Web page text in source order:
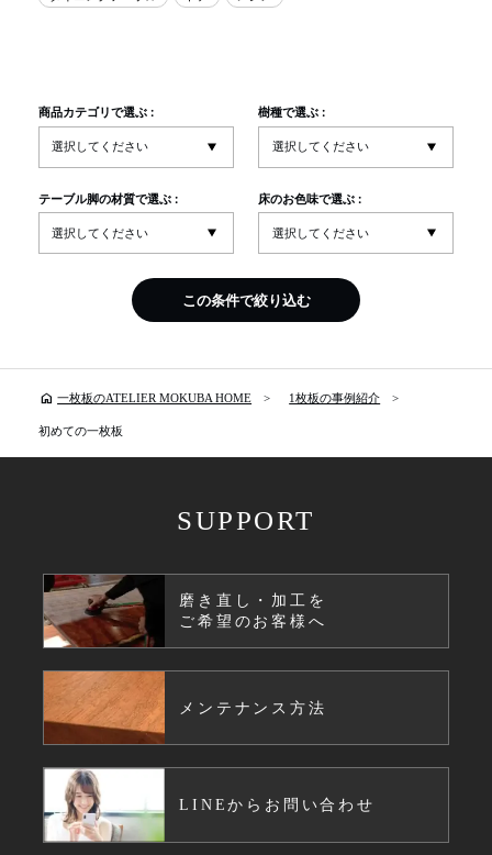
商品カテゴリで選ぶ : 樹種で選ぶ :
テーブル脚の材質で選ぶ : 床のお色味で選ぶ :
この条件で絞り込む
home 一枚板のATELIER MOKUBA HOME 1枚板の事例紹介
初めての一枚板
SUPPORT
磨き直し・加工を
ご希望のお客様へ
メンテナンス方法
LINEからお問い合わせ